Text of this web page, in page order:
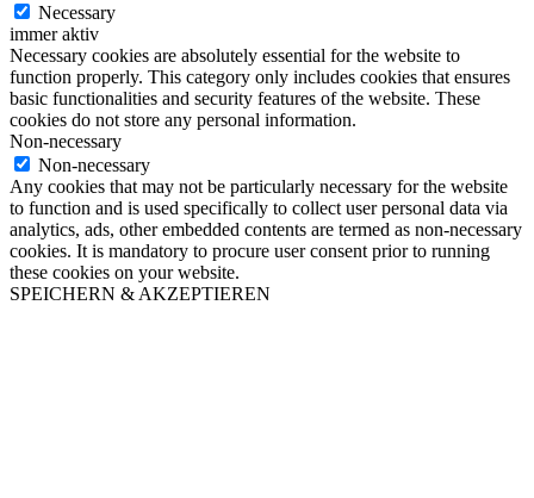
Necessary
immer aktiv
Necessary cookies are absolutely essential for the website to
function properly. This category only includes cookies that ensures
basic functionalities and security features of the website. These
cookies do not store any personal information.
Non-necessary
Non-necessary
Any cookies that may not be particularly necessary for the website
to function and is used specifically to collect user personal data via
analytics, ads, other embedded contents are termed as non-necessary
cookies. It is mandatory to procure user consent prior to running
these cookies on your website.
SPEICHERN & AKZEPTIEREN